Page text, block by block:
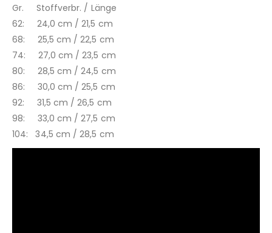
Gr. Stoffverbr. / Länge
62: 24,0 cm / 21,5 cm
68: 25,5 cm / 22,5 cm
74: 27,0 cm / 23,5 cm
80: 28,5 cm / 24,5 cm
86: 30,0 cm / 25,5 cm
92: 31,5 cm / 26,5 cm
98: 33,0 cm / 27,5 cm
104: 34,5 cm / 28,5 cm